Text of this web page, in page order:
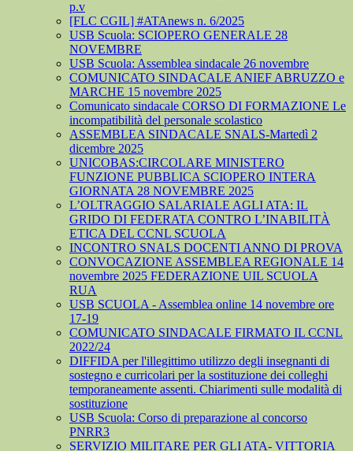
p.v
[FLC CGIL] #ATAnews n. 6/2025
USB Scuola: SCIOPERO GENERALE 28
NOVEMBRE
USB Scuola: Assemblea sindacale 26 novembre
COMUNICATO SINDACALE ANIEF ABRUZZO e
MARCHE 15 novembre 2025
Comunicato sindacale CORSO DI FORMAZIONE Le
incompatibilità del personale scolastico
ASSEMBLEA SINDACALE SNALS-Martedì 2
dicembre 2025
UNICOBAS:CIRCOLARE MINISTERO
FUNZIONE PUBBLICA SCIOPERO INTERA
GIORNATA 28 NOVEMBRE 2025
L’OLTRAGGIO SALARIALE AGLI ATA: IL
GRIDO DI FEDERATA CONTRO L’INABILITÀ
ETICA DEL CCNL SCUOLA
INCONTRO SNALS DOCENTI ANNO DI PROVA
CONVOCAZIONE ASSEMBLEA REGIONALE 14
novembre 2025 FEDERAZIONE UIL SCUOLA
RUA
USB SCUOLA - Assemblea online 14 novembre ore
17-19
COMUNICATO SINDACALE FIRMATO IL CCNL
2022/24
DIFFIDA per l'illegittimo utilizzo degli insegnanti di
sostegno e curricolari per la sostituzione dei colleghi
temporaneamente assenti. Chiarimenti sulle modalità di
sostituzione
USB Scuola: Corso di preparazione al concorso
PNRR3
SERVIZIO MILITARE PER GLI ATA- VITTORIA